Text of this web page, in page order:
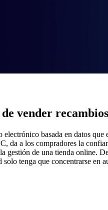
vender
basada en datos
da a los compradores la
gestión de una tienda online.
tenga que concentrarse en